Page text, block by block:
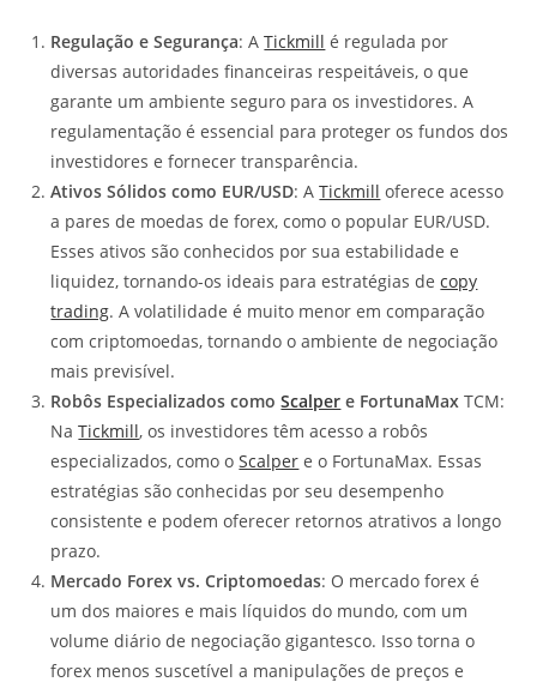
Regulação e Segurança: ATickmill é regulada por
diversas autoridades financeiras respeitáveis, o que
garante um ambiente seguro para os investidores. A
regulamentação é essencial para proteger os fundos dos
investidores e fornecer transparência.
Ativos Sólidos como EUR/USD: ATickmill oferece acesso
a pares de moedas de forex, como o popular EUR/USD.
Esses ativos são conhecidos por sua estabilidade e
liquidez, tornando-os ideais para estratégias decopy
trading. A volatilidade é muito menor em comparação
com criptomoedas, tornando o ambiente de negociação
mais previsível.
Robôs Especializados comoScalper e FortunaMax TCM:
NaTickmill, os investidores têm acesso a robôs
especializados, como oScalper e o FortunaMax. Essas
estratégias são conhecidas por seu desempenho
consistente e podem oferecer retornos atrativos a longo
prazo.
Mercado Forex vs. Criptomoedas: O mercado forex é
um dos maiores e mais líquidos do mundo, com um
volume diário de negociação gigantesco. Isso torna o
forex menos suscetível a manipulações de preços e